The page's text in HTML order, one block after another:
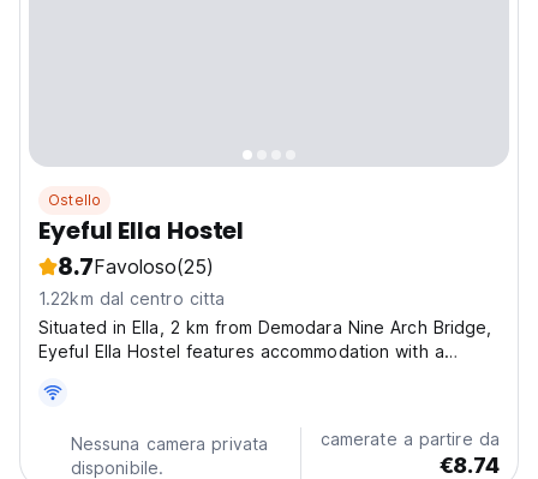
Ostello
Eyeful Ella Hostel
8.7Favoloso(25)
1.22km dal centro citta
Situated in Ella, 2 km from Demodara Nine Arch Bridge,
Eyeful Ella Hostel features accommodation with a
terrace. Located around 50 km from Horton Plains
National Park, the hostel with free WiFi is also 1...
Nessuna camera privata
disponibile.
camerate a partire da
€8.74